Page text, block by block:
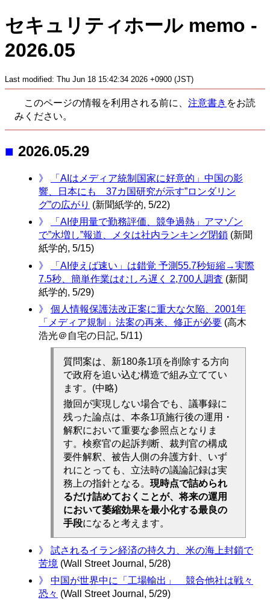
セキュリティホール memo -
2026.05
Last modified: Thu Jun 18 15:42:34 2026 +0900 (JST)
このページの情報を利用される前に、 注意書き をお読
みください。
■ 2026.05.29
》
「AIはメディア統制国家に好意的」中国の影
響、日本にも 37カ国研究が示す”ロンダリン
グ”の広がり (新聞紙学的, 5/22)
》
「AI使用量で勤務評価、競争過熱」アマゾン
で”水増し”報道、メタは社内ランキング閉鎖 (新聞
紙学的, 5/15)
》
「AI使えば速い」は錯覚 予測55.7秒短縮→実際
7.5秒、簡単作業はむしろ遅く 2,700人調査 (新聞
紙学的, 5/29)
》
個人情報保護法改正案に重大な欠陥、2001年
「メディア規制」法案の再来、修正が必要 (高木
浩光＠自宅の日記, 5/11)
質問案は、新180条1項を削除する方向
で政府を追い込む構造で組み立ててい
ます。(中略)
撤回が実現しない場合でも、議事録に
残った論点は、本条1項施行後の運用・
解釈において重要な参照点となりま
す。検察官の起訴判断、裁判官の構成
要件解釈、被告人側の弁護方針、いず
れにとっても、立法時の議論記録は実
務上の指針となる。現時点で詰められ
るだけ詰めておくことが、将来の運用
において萎縮効果を最小化する最良の
手段になると考えます。
》
試されるイラン経済の持久力、米の海上封鎖で
苦境 (Wall Street Journal, 5/28)
》
中国が世界中に「工場輸出」 競合他社は戦々
恐々 (Wall Street Journal, 5/29)